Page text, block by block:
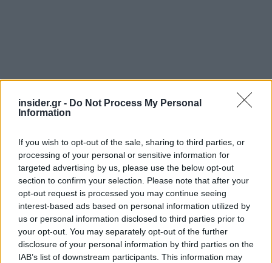
insider.gr - Do Not Process My Personal
Information
If you wish to opt-out of the sale, sharing to third parties, or
processing of your personal or sensitive information for
targeted advertising by us, please use the below opt-out
section to confirm your selection. Please note that after your
opt-out request is processed you may continue seeing
interest-based ads based on personal information utilized by
us or personal information disclosed to third parties prior to
your opt-out. You may separately opt-out of the further
disclosure of your personal information by third parties on the
IAB’s list of downstream participants. This information may
Επίσης, έχει σημασία ότι οι εξαγωγείς του
Κόλπου λειτουργούν σημαντικά κάτω από τα
φυσιολογικά επίπεδα, αλλά η δυνατότητά τους να
προσαρμοστούν διαφέρει. ΤοΙράκκαι το
Κουβέιτείναι ιδιαίτερα εκτεθειμένα, λόγω της
μεγάλης εξάρτησής τους από εξαγωγές που
διέρχονται από τα Στενά του Ορμούζ και της